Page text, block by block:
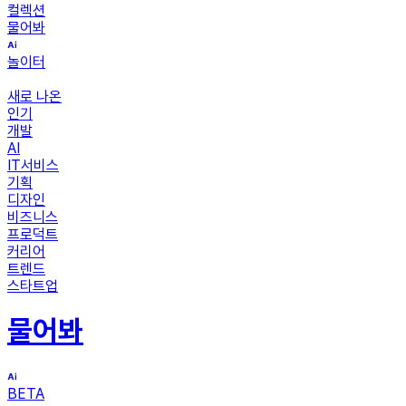
컬렉션
물어봐
놀이터
새로 나온
인기
개발
AI
IT서비스
기획
디자인
비즈니스
프로덕트
커리어
트렌드
스타트업
물어봐
BETA